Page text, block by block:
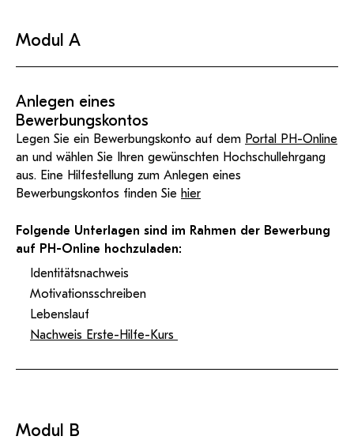
Modul A
Anlegen eines
Bewerbungskontos
Legen Sie ein Bewerbungskonto auf dem Portal PH-Online
an und wählen Sie Ihren gewünschten Hochschullehrgang
aus. Eine Hilfestellung zum Anlegen eines
Bewerbungskontos finden Sie hier
Folgende Unterlagen sind im Rahmen der Bewerbung
auf PH-Online hochzuladen:
Identitätsnachweis
Motivationsschreiben
Lebenslauf
Nachweis Erste-Hilfe-Kurs
Modul B
öffentlich-rechtlicher Qualität.
Support
Anleitung
Konto
sicheren Versand großer
Dateien.
BA/MA Anträge,
Forschungsanträge, Formulare,
…
Hilfe & Support
Bitte kontaktieren Sie unsere Mitarbeiter:innen nicht über
die persönliche Mailadresse, sondern über den oben
angegebenen Hilfebutton.
Service
Login Webredaktion